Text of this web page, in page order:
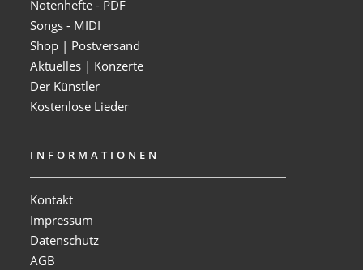
Notenhefte - PDF
Songs - MIDI
Shop | Postversand
Aktuelles | Konzerte
Der Künstler
Kostenlose Lieder
INFORMATIONEN
Kontakt
Impressum
Datenschutz
AGB